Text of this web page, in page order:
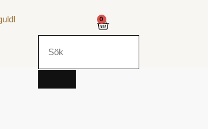
0